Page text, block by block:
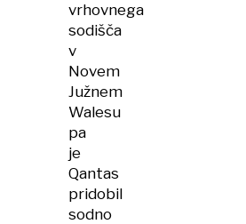
vrhovnega
sodišča
v
Novem
Južnem
Walesu
pa
je
Qantas
pridobil
sodno